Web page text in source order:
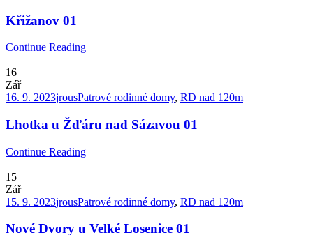
Křižanov 01
Continue Reading
16
Zář
16. 9. 2023jrousPatrové rodinné domy, RD nad 120m
Lhotka u Žďáru nad Sázavou 01
Continue Reading
15
Zář
15. 9. 2023jrousPatrové rodinné domy, RD nad 120m
Nové Dvory u Velké Losenice 01